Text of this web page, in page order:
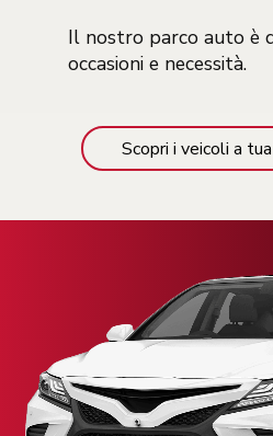
Il nostro parco auto è
occasioni e necessità.
Scopri i veicoli a